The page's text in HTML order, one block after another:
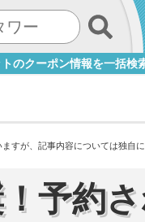
のクーポン情報を一括検
すが、記事内容については独自
予約